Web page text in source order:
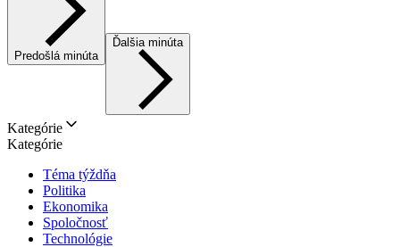
Predošlá minúta
Ďalšia minúta
Kategórie
Kategórie
Téma týždňa
Politika
Ekonomika
Spoločnosť
Technológie